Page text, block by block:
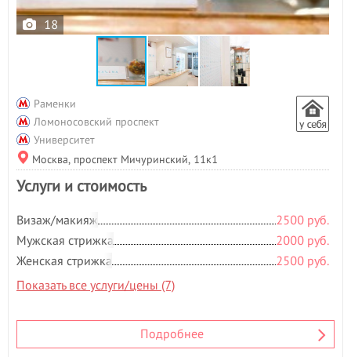
Мужская стрижка- 20
Мужской маникюр- 13
Наращивание волос- 1
Наращивание ногтей
Наращивание ресниц
Нехирургическая
блефаропластика
Ногтевая студия- 187
Носогубная складка- 1
О
Обертывание
Оздоровительный массаж
Окрашивание бровей
Окрашивание волос- 14
18
Раменки
Ломоносовский проспект
Университет
Москва, проспект Мичуринский, 11к1
Услуги и стоимость
Визаж/макияж
2500 руб.
Мужская стрижка
2000 руб.
Женская стрижка
2500 руб.
Показать все услуги/цены (7)
Подробнее